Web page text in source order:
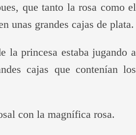
que tanto la rosa como el
unas grandes cajas de plata.
la princesa estaba jugando a
cajas que contenían los
con la magnífica rosa.